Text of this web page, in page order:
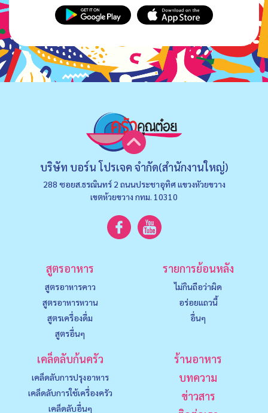
บริษัท บอร์น โปรเจค จำกัด(สำนักงานใหญ่)
288 ซอยส.ธรณินทร์ 2 ถนนประชาอุทิศ แขวงหัวยขวาง
เขตห้วยขวาง กทม. 10310
สูตรอาหาร
สูตรอาหารคาว
สูตรอาหารหวาน
สูตรเครื่องดื่ม
สูตรอื่นๆ
รายการย้อนหลัง
ไม่กินถือว่าผิด
อร่อยแถวนี้
อื่นๆ
เคล็ดลับก้นครัว
เคล็ดลับการปรุงอาหาร
เคล็ดลับการใช้เครื่องครัว
เคล็ดลับอื่นๆ
ร้านอาหาร
บทความ
ข่าวสาร